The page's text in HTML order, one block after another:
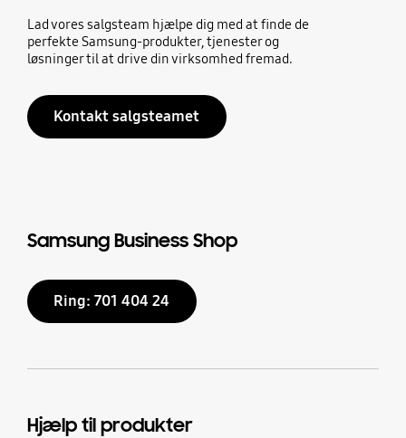
Lad vores salgsteam hjælpe dig med at finde de
perfekte Samsung-produkter, tjenester og
løsninger til at drive din virksomhed fremad.
Kontakt salgsteamet
Samsung Business Shop
Ring: 701 404 24
Hjælp til produkter